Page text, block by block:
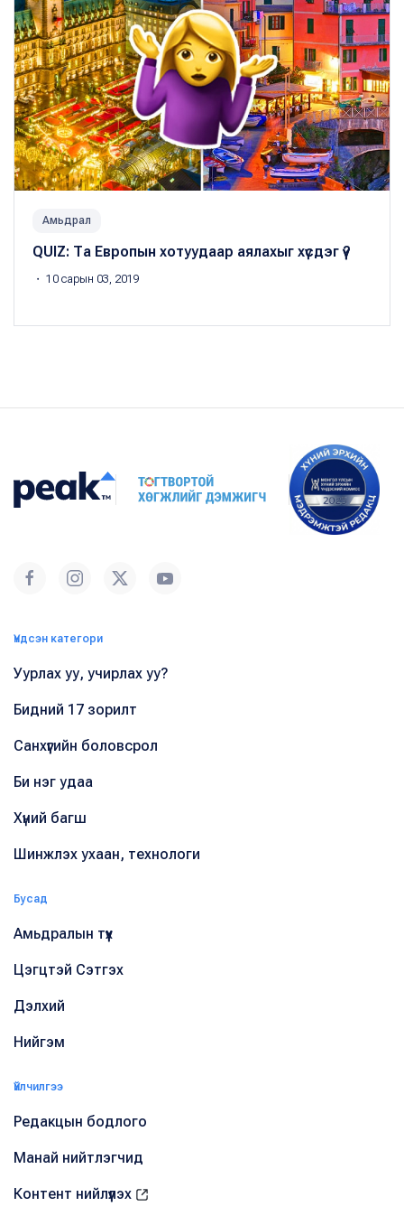
Амьдрал
QUIZ: Та Европын хотуудаар аялахыг хүсдэг үү?
・ 10 сарын 03, 2019
Үндсэн категори
Уурлах уу, учирлах уу?
Бидний 17 зорилт
Санхүүгийн боловсрол
Би нэг удаа
Хүний багш
Шинжлэх ухаан, технологи
Бусад
Амьдралын түүх
Цэгцтэй Сэтгэх
Дэлхий
Нийгэм
Үйлчилгээ
Редакцын бодлого
Манай нийтлэгчид
Контент нийлүүлэх